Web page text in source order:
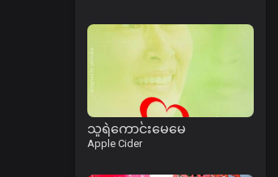
သူရဲကောင်းမေမေ
Apple Cider